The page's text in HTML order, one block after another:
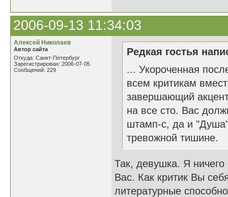
2006-09-13 11:34:03
Алексей Николаев
Автор сайта
Откуда: Санкт-Петербург
Зарегистрирован: 2006-07-05
Сообщений: 229
Редкая гостья
... Укороченная
всем критикам
завершающий
на все сто. Вас
штамп-с, да и
тревожной тишине.
Так, девушка. Я
Вас. Как критик Вы
литературные